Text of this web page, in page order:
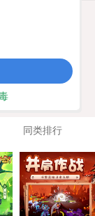
同类排行